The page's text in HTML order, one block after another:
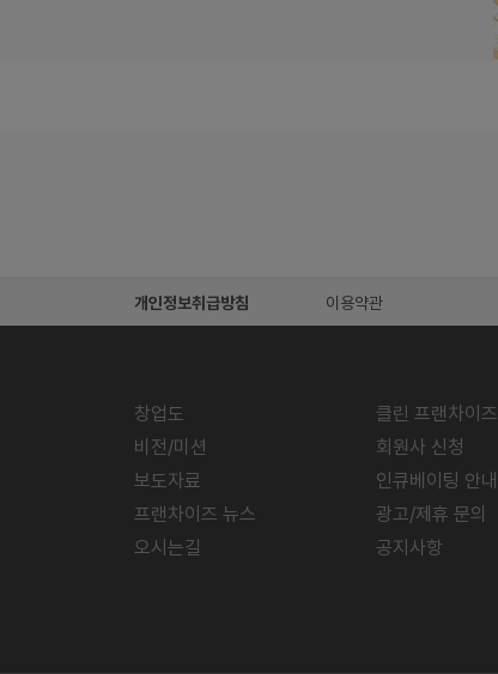
개인정보취급방침 이용약관
창업도
비전/미션
보도자료
프랜차이즈 뉴스
오시는길
클린 프랜차이즈
회원사 신청
인큐베이팅 안내
광고/제휴 문의
공지사항